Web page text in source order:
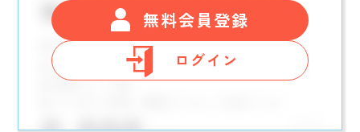
無料会員登録
ログイン